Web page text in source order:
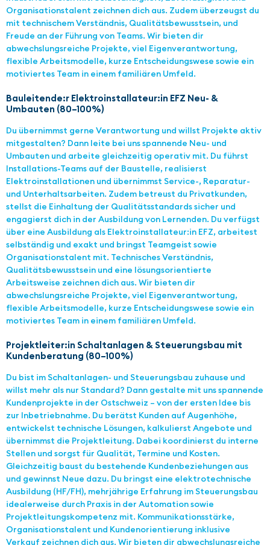
Organisationstalent zeichnen dich aus. Zudem überzeugst du
mit technischem Verständnis, Qualitätsbewusstsein, und
Freude an der Führung von Teams. Wir bieten dir
abwechslungsreiche Projekte, viel Eigenverantwortung,
flexible Arbeitsmodelle, kurze Entscheidungswese sowie ein
motiviertes Team in einem familiären Umfeld.
Bauleitende:r Elektroinstallateur:in EFZ Neu- &
Umbauten (80–100%)
Du übernimmst gerne Verantwortung und willst Projekte aktiv
mitgestalten? Dann leite bei uns spannende Neu- und
Umbauten und arbeite gleichzeitig operativ mit. Du führst
Installations-Teams auf der Baustelle, realisierst
Elektroinstallationen und übernimmst Service-, Reparatur-
und Unterhaltsarbeiten. Zudem betreust du Privatkunden,
stellst die Einhaltung der Qualitätsstandards sicher und
engagierst dich in der Ausbildung von Lernenden. Du verfügst
über eine Ausbildung als Elektroinstallateur:in EFZ, arbeitest
selbständig und exakt und bringst Teamgeist sowie
Organisationstalent mit. Technisches Verständnis,
Qualitätsbewusstsein und eine lösungsorientierte
Arbeitsweise zeichnen dich aus. Wir bieten dir
abwechslungsreiche Projekte, viel Eigenverantwortung,
flexible Arbeitsmodelle, kurze Entscheidungswese sowie ein
motiviertes Team in einem familiären Umfeld.
Projektleiter:in Schaltanlagen & Steuerungsbau mit
Kundenberatung (80–100%)
Du bist im Schaltanlagen- und Steuerungsbau zuhause und
willst mehr als nur Standard? Dann gestalte mit uns spannende
Kundenprojekte in der Ostschweiz – von der ersten Idee bis
zur Inbetriebnahme. Du berätst Kunden auf Augenhöhe,
entwickelst technische Lösungen, kalkulierst Angebote und
übernimmst die Projektleitung. Dabei koordinierst du interne
Stellen und sorgst für Qualität, Termine und Kosten.
Gleichzeitig baust du bestehende Kundenbeziehungen aus
und gewinnst Neue dazu. Du bringst eine elektrotechnische
Ausbildung (HF/FH), mehrjährige Erfahrung im Steuerungsbau
idealerweise durch Praxis in der Automation sowie
Projektleitungskompetenz mit. Kommunikationsstärke,
Organisationstalent und Kundenorientierung inklusive
Verkauf zeichnen dich aus. Wir bieten dir abwechslungsreiche